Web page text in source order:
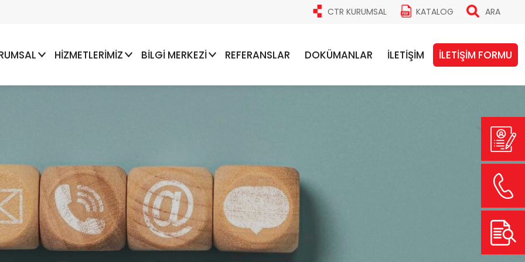
CTR KURUMSAL KATALOG ARA
HİZMETLERİMİZ BİLGİ MERKEZİ REFERANSLAR DOKÜMANLAR İLETİŞİM İLETİŞİM FORMU